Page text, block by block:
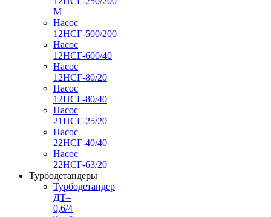
М
Насос
12НСГ-500/200
Насос
12НСГ-600/40
Насос
12НСГ-80/20
Насос
12НСГ-80/40
Насос
21НСГ-25/20
Насос
22НСГ-40/40
Насос
22НСГ-63/20
Турбодетандеры
Турбодетандер
ДТ–
0,6/4